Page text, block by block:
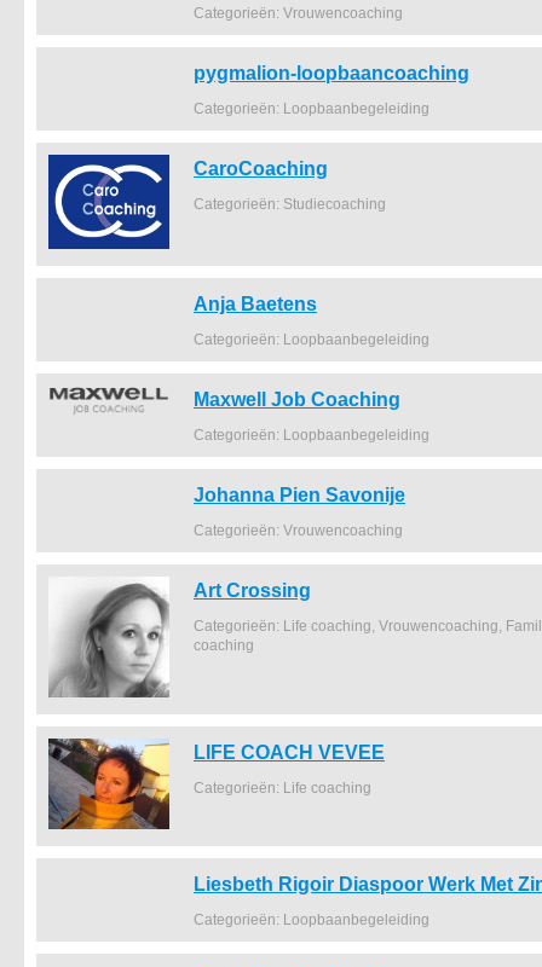
Categorieën: Vrouwencoaching
pygmalion-loopbaancoaching
Categorieën: Loopbaanbegeleiding
CaroCoaching
Categorieën: Studiecoaching
Anja Baetens
Categorieën: Loopbaanbegeleiding
Maxwell Job Coaching
Categorieën: Loopbaanbegeleiding
Johanna Pien Savonije
Categorieën: Vrouwencoaching
Art Crossing
Categorieën: Life coaching, Vrouwencoaching,
coaching
LIFE COACH VEVEE
Categorieën: Life coaching
Liesbeth Rigoir Diaspoor Werk Met
Categorieën: Loopbaanbegeleiding